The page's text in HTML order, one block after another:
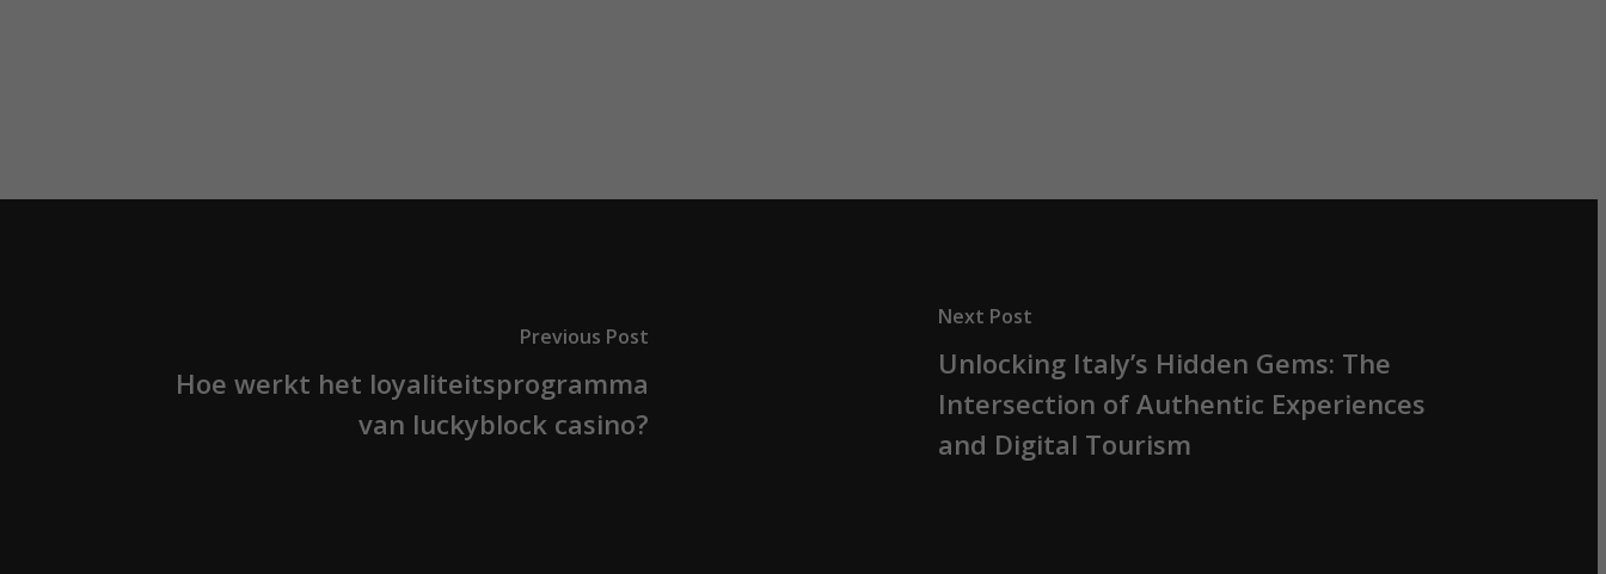
Previous Post
Hoe werkt het loyaliteitsprogramma
van luckyblock casino?
Next Post
Unlocking Italy’s Hidden Gems: The
Intersection of Authentic Experiences
and Digital Tourism